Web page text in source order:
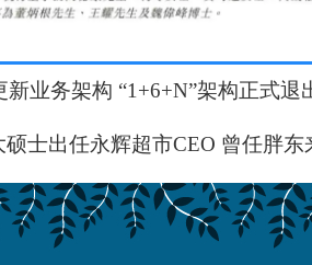
新业务架构 “1+6+N”架构正式退
硕士出任永辉超市CEO 曾任胖